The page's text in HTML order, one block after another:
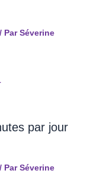
ParSéverine
par jour
ParSéverine